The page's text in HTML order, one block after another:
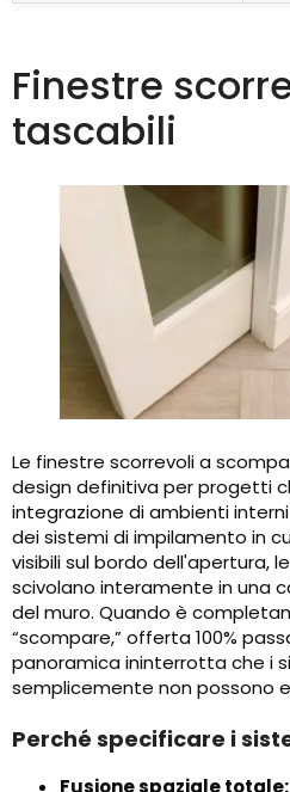
Finestre
tascabili
Le finestre scorrevoli a
design definitiva per progetti
integrazione di ambienti
dei sistemi di impilamento in
visibili sul bordo dell'apertura,
scivolano interamente in una
del muro. Quando è
“scompare,” offerta 100%
panoramica ininterrotta che i
semplicemente non possono
Perché specificare i
Fusione spaziale totale: